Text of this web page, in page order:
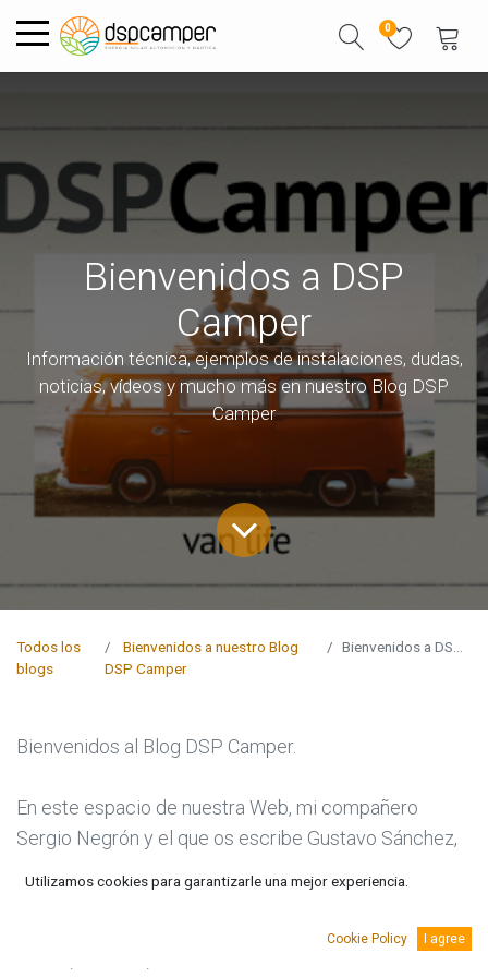
0
Bienvenidos a DSP
Camper
Información técnica, ejemplos de instalaciones, dudas,
noticias, vídeos y mucho más en nuestro Blog DSP
Camper
Todos los
blogs
Bienvenidos a nuestro Blog
DSP Camper
Bienvenidos a DSP Camper
Bienvenidos al Blog DSP Camper.
En este espacio de nuestra Web, mi compañero
Sergio Negrón y el que os escribe Gustavo Sánchez,
ejemplos que nos envíen los clientes, noticias del
Utilizamos cookies para garantizarle una mejor experiencia.
Cookie Policy I agree